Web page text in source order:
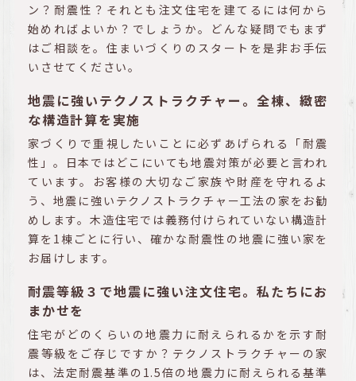
ン？耐震性？それとも注文住宅を建てるには何から
始めればよいか？でしょうか。どんな疑問でもまず
はご相談を。住まいづくりのスタートを是非お手伝
いさせてください。
地震に強いテクノストラクチャー。全棟、緻密
な構造計算を実施
家づくりで重視したいことに必ずあげられる「耐震
性」。日本ではどこにいても地震対策が必要と言われ
ています。お客様の大切なご家族や財産を守れるよ
う、地震に強いテクノストラクチャー工法の家をお勧
めします。木造住宅では義務付けられていない構造計
算を1棟ごとに行い、確かな耐震性の地震に強い家を
お届けします。
耐震等級３で地震に強い注文住宅。私たちにお
まかせを
住宅がどのくらいの地震力に耐えられるかを示す耐
震等級をご存じですか？テクノストラクチャーの家
は、法定耐震基準の1.5倍の地震力に耐えられる基準